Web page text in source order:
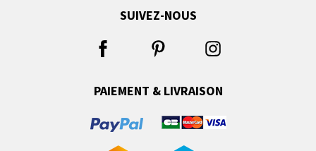
SUIVEZ-NOUS
PAIEMENT & LIVRAISON